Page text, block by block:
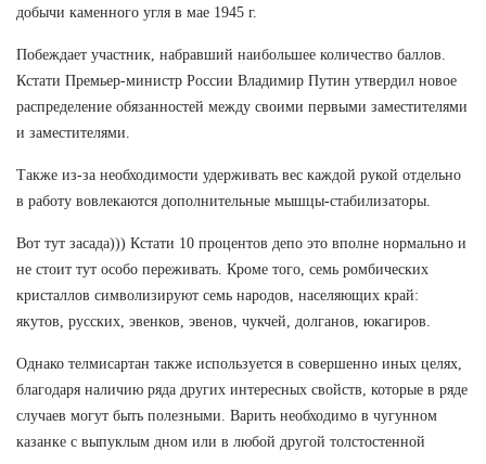
добычи каменного угля в мае 1945 г.
Побеждает участник, набравший наибольшее количество баллов.
Кстати Премьер-министр России Владимир Путин утвердил новое
распределение обязанностей между своими первыми заместителями
и заместителями.
Также из-за необходимости удерживать вес каждой рукой отдельно
в работу вовлекаются дополнительные мышцы-стабилизаторы.
Вот тут засада))) Кстати 10 процентов депо это вполне нормально и
не стоит тут особо переживать. Кроме того, семь ромбических
кристаллов символизируют семь народов, населяющих край:
якутов, русских, эвенков, эвенов, чукчей, долганов, юкагиров.
Однако телмисартан также используется в совершенно иных целях,
благодаря наличию ряда других интересных свойств, которые в ряде
случаев могут быть полезными. Варить необходимо в чугунном
казанке с выпуклым дном или в любой другой толстостенной